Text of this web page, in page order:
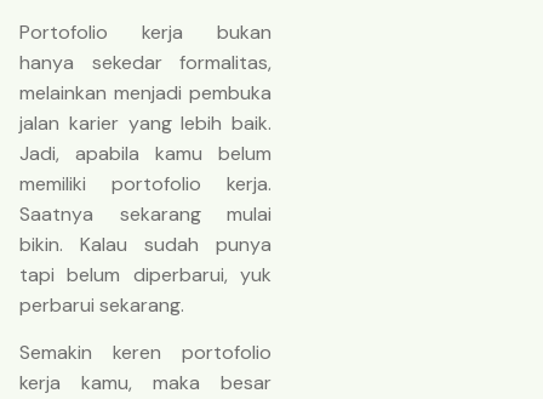
Portofolio kerja bukan
hanya sekedar formalitas,
melainkan menjadi pembuka
jalan karier yang lebih baik.
Jadi, apabila kamu belum
memiliki portofolio kerja.
Saatnya sekarang mulai
bikin. Kalau sudah punya
tapi belum diperbarui, yuk
perbarui sekarang.
Semakin keren portofolio
kerja kamu, maka besar